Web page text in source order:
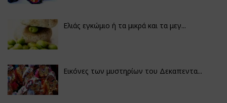
Ελιάς εγκώμιο ή τα μικρά και τα μεγ...
Εικόνες των μυστηρίων του Δεκαπεντα...